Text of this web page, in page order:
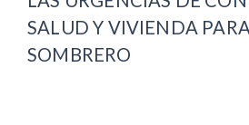
SALUD Y VIVIENDA
SOMBRERO